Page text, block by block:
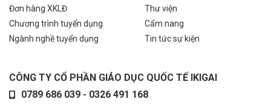
Đơn hàng XKLĐ
Chương trình tuyển dụng
Ngành nghề tuyển dụng
Thư viện
Cẩm nang
Tin tức sự kiện
CÔNG TY CỔ PHẦN GIÁO DỤC QUỐC TẾ IKIGAI
0789 686 039 - 0326 491 168